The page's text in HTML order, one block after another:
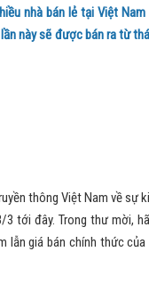
nhà bán lẻ tại Việt Nam
này sẽ được bán ra từ
thông Việt Nam về sự
3 tới đây. Trong thư mời,
lẫn giá bán chính thức của